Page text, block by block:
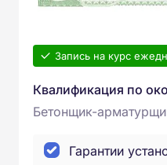
Запись на курс
Квалификация по
Бетонщик-
Гарантии